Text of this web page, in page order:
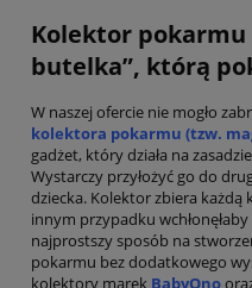
Kolektor pokarmu
butelka”, którą
W naszej ofercie nie mogło
kolektora pokarmu (tzw.
gadżet, który działa na
Wystarczy przyłożyć go do
dziecka. Kolektor zbiera
innym przypadku
najprostszy sposób na
pokarmu bez dodatkowego